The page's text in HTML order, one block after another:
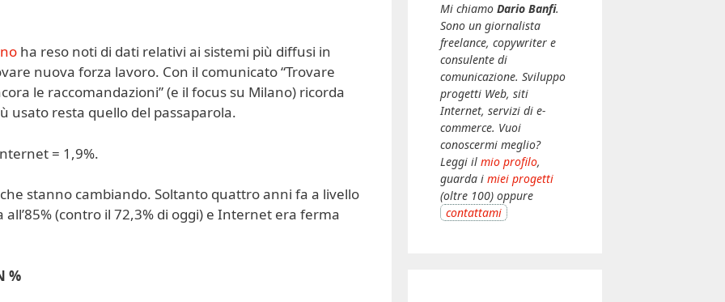
ha reso noti di dati relativi ai sistemi più diffusi in
nuova forza lavoro. Con il comunicato “Trovare
le raccomandazioni” (e il focus su Milano) ricorda
usato resta quello del passaparola.
= 1,9%.
stanno cambiando. Soltanto quattro anni fa a livello
(contro il 72,3% di oggi) e Internet era ferma
%
Mi chiamo Dario Banfi.
Sono un giornalista
freelance, copywriter e
consulente di
comunicazione. Sviluppo
progetti Web, siti
Internet, servizi di e-
commerce. Vuoi
conoscermi meglio?
Leggi il mio profilo,
guarda i miei progetti
(oltre 100) oppure
contattami